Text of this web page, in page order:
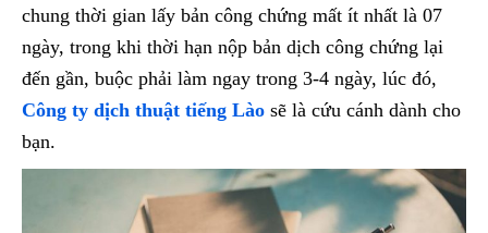
chung thời gian lấy bản công chứng mất ít nhất là 07
ngày, trong khi thời hạn nộp bản dịch công chứng lại
đến gần, buộc phải làm ngay trong 3-4 ngày, lúc đó,
Công ty dịch thuật tiếng Lào sẽ là cứu cánh dành cho
bạn.